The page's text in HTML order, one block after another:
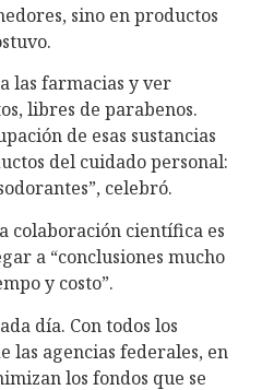
sino en productos
las farmacias y ver
libres de parabenos.
de esas sustancias
del cuidado personal:
celebró.
colaboración científica es
a “conclusiones mucho
y costo”.
día. Con todos los
las agencias federales, en
los fondos que se